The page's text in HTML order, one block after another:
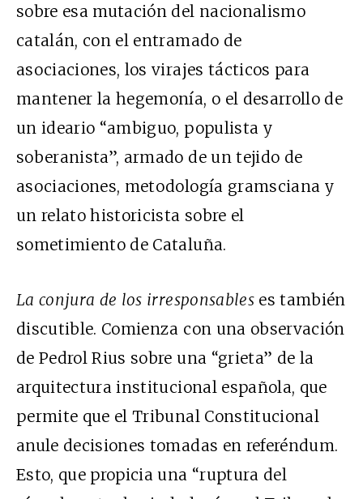
sobre esa mutación del nacionalismo
catalán, con el entramado de
asociaciones, los virajes tácticos para
mantener la hegemonía, o el desarrollo de
un ideario “ambiguo, populista y
soberanista”, armado de un tejido de
asociaciones, metodología gramsciana y
un relato historicista sobre el
sometimiento de Cataluña.
La conjura de los irresponsableses también
discutible. Comienza con una observación
de Pedrol Rius sobre una “grieta” de la
arquitectura institucional española, que
permite que el Tribunal Constitucional
anule decisiones tomadas en referéndum.
Esto, que propicia una “ruptura del